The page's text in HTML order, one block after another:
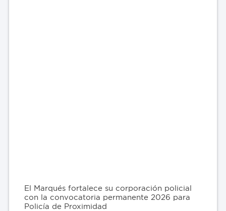
El Marqués fortalece su corporación policial
con la convocatoria permanente 2026 para
Policía de Proximidad